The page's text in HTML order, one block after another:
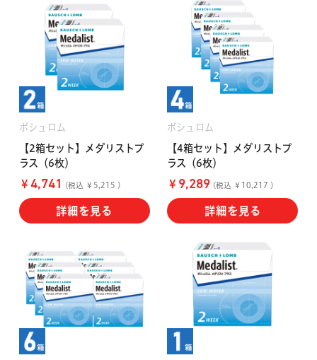
遠近両用
カラー
ハードコンタクトレンズ
コンタクトレンズ
定期便
ケア用品
ハード用
オプション品
日本アルコン シード
シンシア
オフテクス HOYA
はじめての方へ
おトク定期便
ご利用案内
当社について
ボシュロム
【2箱セット】メダリストプ
ラス（6枚）
￥ 4,741 (税込 ￥5,215 )
詳細を見る
ボシュロム
【4箱セット】メダリストプ
ラス（6枚）
￥ 9,289(税込 ￥10,217 )
詳細を見る